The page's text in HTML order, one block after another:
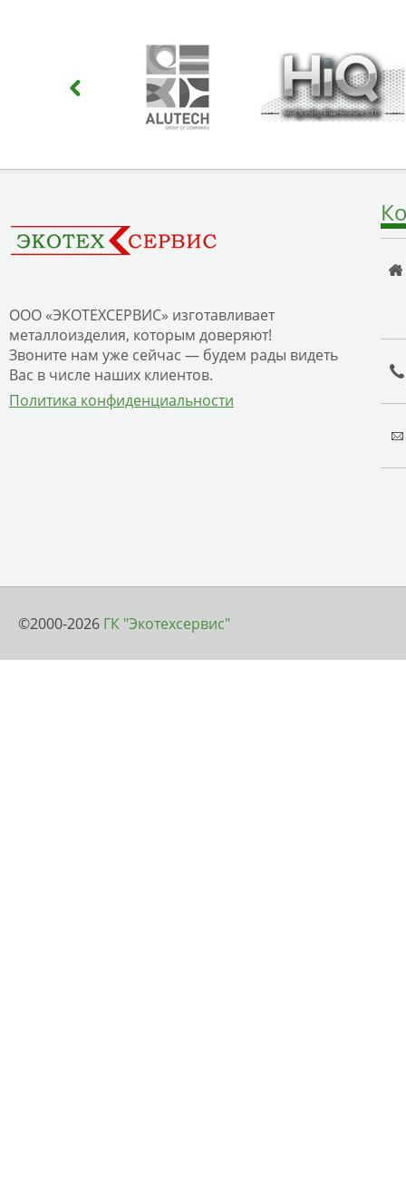
ООО «ЭКОТЕХСЕРВИС» изготавливает
металлоизделия, которым доверяют!
Звоните нам уже сейчас — будем рады видеть
Вас в числе наших клиентов.
Политика конфиденциальности
©2000-2026 ГК "Экотехсервис"